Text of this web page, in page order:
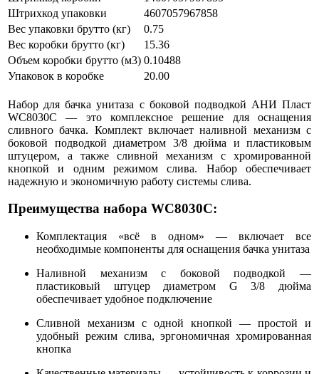
Штрихкод упаковки
4607057967858
Вес упаковки брутто (кг)
0.75
Вес коробки брутто (кг)
15.36
Объем коробки брутто (м3) 0.10488
Упаковок в коробке
20.00
Набор для бачка унитаза с боковой подводкой АНИ Пласт
WC8030C — это комплексное решение для оснащения
сливного бачка. Комплект включает наливной механизм с
боковой подводкой диаметром 3/8 дюйма и пластиковым
штуцером, а также сливной механизм с хромированной
кнопкой и одним режимом слива. Набор обеспечивает
надежную и экономичную работу системы слива.
Преимущества набора WC8030C:
Комплектация «всё в одном» — включает все
необходимые компоненты для оснащения бачка унитаза
Наливной механизм с боковой подводкой —
пластиковый штуцер диаметром G 3/8 дюйма
обеспечивает удобное подключение
Сливной механизм с одной кнопкой — простой и
удобный режим слива, эргономичная хромированная
кнопка